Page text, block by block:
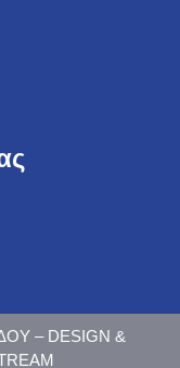
– DESIGN &